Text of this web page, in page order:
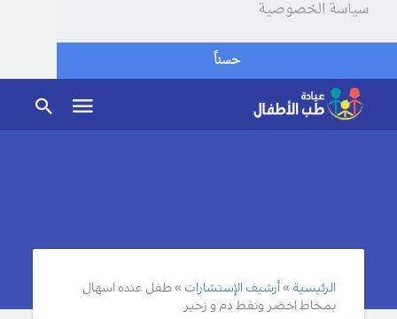
سياسة الخصوصية
حسناً
الرئيسية أرشيف الإستشارات
طفل عنده اسهال
بمخاط اخضر ونقط دم و زحير